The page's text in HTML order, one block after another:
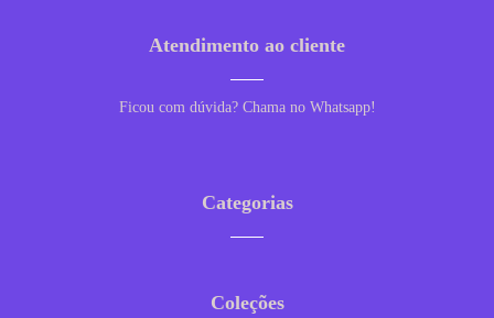
Atendimento ao cliente
Ficou com dúvida? Chama no Whatsapp!
Categorias
Coleções